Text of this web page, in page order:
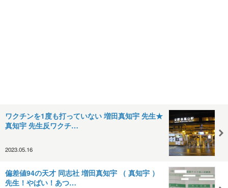
ワクチンを1度も打っていない 増田真知宇 先生★
真知宇 先生反ワクチ…
2023.05.16
偏差値94の天才 同志社 増田真知宇 （ 真知宇 ）
先生！やばい！あつ…